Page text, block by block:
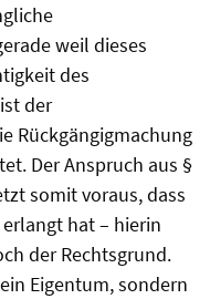
weil dieses
des
der
Rückgängigmachung
Der Anspruch aus §
somit voraus, dass
hat – hierin
der Rechtsgrund.
Eigentum, sondern